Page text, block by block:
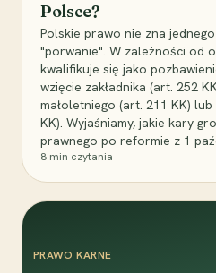
Polsce?
Polskie prawo nie zna
"porwanie". W zależności od
kwalifikuje się jako
wzięcie zakładnika (art. 252
małoletniego (art. 211 KK)
KK). Wyjaśniamy, jakie kary
prawnego po reformie z 1
8 min czytania
PRAWO KARNE